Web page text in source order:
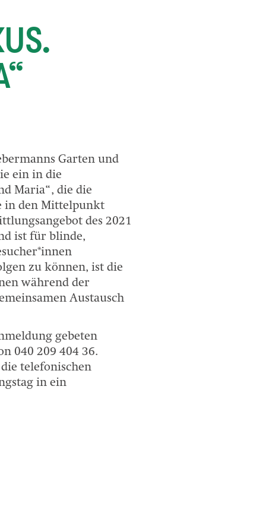
Garten und
ein in die
Maria“, die die
in den Mittelpunkt
des 2021
ist für blinde,
zu können, ist die
während der
Austausch
gebeten
040 209 404 36.
telefonischen
in ein